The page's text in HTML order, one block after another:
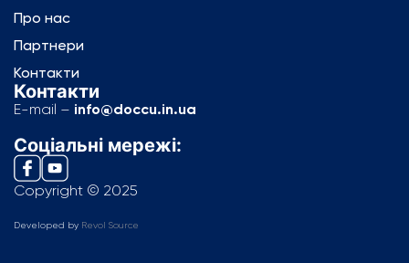
Про нас
Партнери
Контакти
Контакти
E-mail – info@doccu.in.ua
Соціальні мережі:
Copyright © 2025
Developed by Revol Source